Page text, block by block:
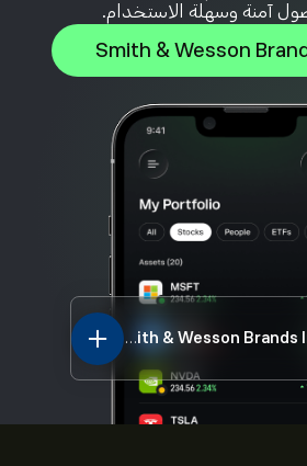
آمنة وسهلة الاستخدام.
Smith & Wesson Brands Inc